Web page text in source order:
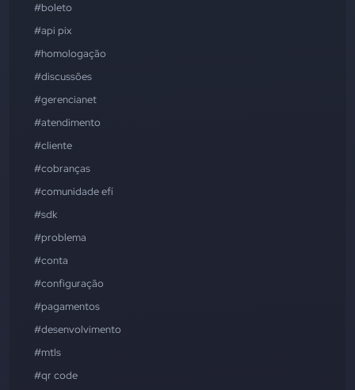
#boleto
#api pix
#homologação
#discussões
#gerencianet
#atendimento
#cliente
#cobranças
#comunidade efí
#sdk
#problema
#conta
#configuração
#pagamentos
#desenvolvimento
#mtls
#qr code